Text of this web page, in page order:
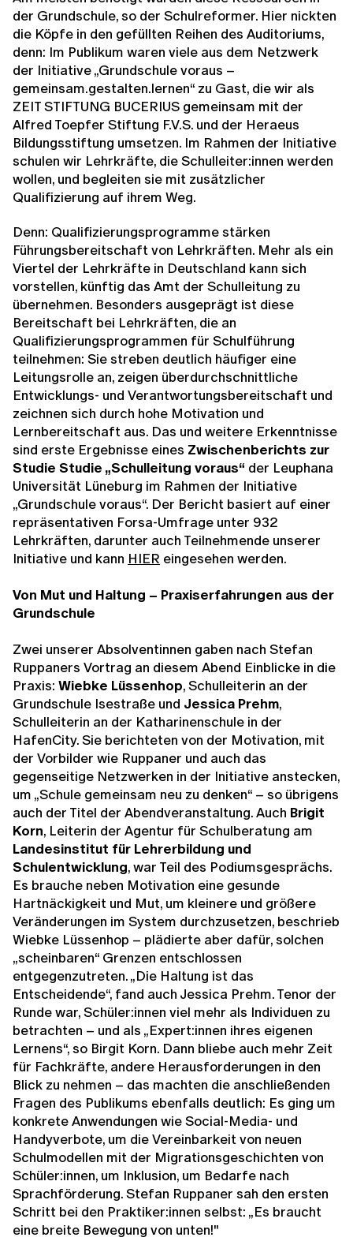
der Grundschule, so der Schulreformer. Hier nickten
die Köpfe in den gefüllten Reihen des Auditoriums,
denn: Im Publikum waren viele aus dem Netzwerk
der Initiative „Grundschule voraus –
gemeinsam.gestalten.lernen“ zu Gast, die wir als
ZEIT STIFTUNG BUCERIUS gemeinsam mit der
Alfred Toepfer Stiftung F.V.S. und der Heraeus
Bildungsstiftung umsetzen. Im Rahmen der Initiative
schulen wir Lehrkräfte, die Schulleiter:innen werden
wollen, und begleiten sie mit zusätzlicher
Qualifizierung auf ihrem Weg.
Denn: Qualifizierungsprogramme stärken
Führungsbereitschaft von Lehrkräften. Mehr als ein
Viertel der Lehrkräfte in Deutschland kann sich
vorstellen, künftig das Amt der Schulleitung zu
übernehmen. Besonders ausgeprägt ist diese
Bereitschaft bei Lehrkräften, die an
Qualifizierungsprogrammen für Schulführung
teilnehmen: Sie streben deutlich häufiger eine
Leitungsrolle an, zeigen überdurchschnittliche
Entwicklungs- und Verantwortungsbereitschaft und
zeichnen sich durch hohe Motivation und
Lernbereitschaft aus. Das und weitere Erkenntnisse
sind erste Ergebnisse eines Zwischenberichts zur
Studie Studie „Schulleitung voraus“ der Leuphana
Universität Lüneburg im Rahmen der Initiative
„Grundschule voraus“. Der Bericht basiert auf einer
repräsentativen Forsa-Umfrage unter 932
Lehrkräften, darunter auch Teilnehmende unserer
Initiative und kann HIER eingesehen werden.
Von Mut und Haltung – Praxiserfahrungen aus der
Grundschule
Zwei unserer Absolventinnen gaben nach Stefan
Ruppaners Vortrag an diesem Abend Einblicke in die
Praxis: Wiebke Lüssenhop, Schulleiterin an der
Grundschule Isestraße und Jessica Prehm,
Schulleiterin an der Katharinenschule in der
HafenCity. Sie berichteten von der Motivation, mit
der Vorbilder wie Ruppaner und auch das
gegenseitige Netzwerken in der Initiative anstecken,
um „Schule gemeinsam neu zu denken“ – so übrigens
auch der Titel der Abendveranstaltung. Auch Brigit
Korn, Leiterin der Agentur für Schulberatung am
Landesinstitut für Lehrerbildung und
Schulentwicklung, war Teil des Podiumsgesprächs.
Es brauche neben Motivation eine gesunde
Hartnäckigkeit und Mut, um kleinere und größere
Veränderungen im System durchzusetzen, beschrieb
Wiebke Lüssenhop – plädierte aber dafür, solchen
„scheinbaren“ Grenzen entschlossen
entgegenzutreten. „Die Haltung ist das
Entscheidende“, fand auch Jessica Prehm. Tenor der
Runde war, Schüler:innen viel mehr als Individuen zu
betrachten – und als „Expert:innen ihres eigenen
Lernens“, so Birgit Korn. Dann bliebe auch mehr Zeit
für Fachkräfte, andere Herausforderungen in den
Blick zu nehmen – das machten die anschließenden
Fragen des Publikums ebenfalls deutlich: Es ging um
konkrete Anwendungen wie Social-Media- und
Handyverbote, um die Vereinbarkeit von neuen
Schulmodellen mit der Migrationsgeschichten von
Schüler:innen, um Inklusion, um Bedarfe nach
Sprachförderung. Stefan Ruppaner sah den ersten
Schritt bei den Praktiker:innen selbst: „Es braucht
eine breite Bewegung von unten!"